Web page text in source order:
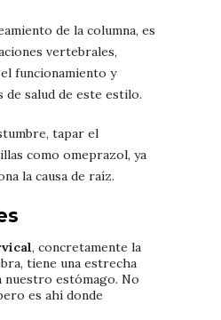
de la columna, es
vertebrales,
funcionamiento y
salud de este estilo.
tapar el
como omeprazol, ya
la causa de raíz.
, concretamente la
tiene una estrecha
nuestro estómago. No
es ahí donde